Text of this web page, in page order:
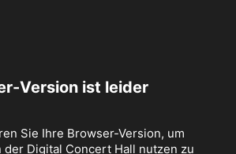
Version ist leider
Sie Ihre Browser-Version, um
der Digital Concert Hall nutzen zu